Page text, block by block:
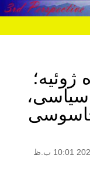
ماه ژوئیه؛
سیاسی،